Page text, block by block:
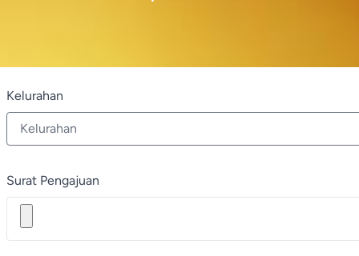
Kelurahan
Surat Pengajuan